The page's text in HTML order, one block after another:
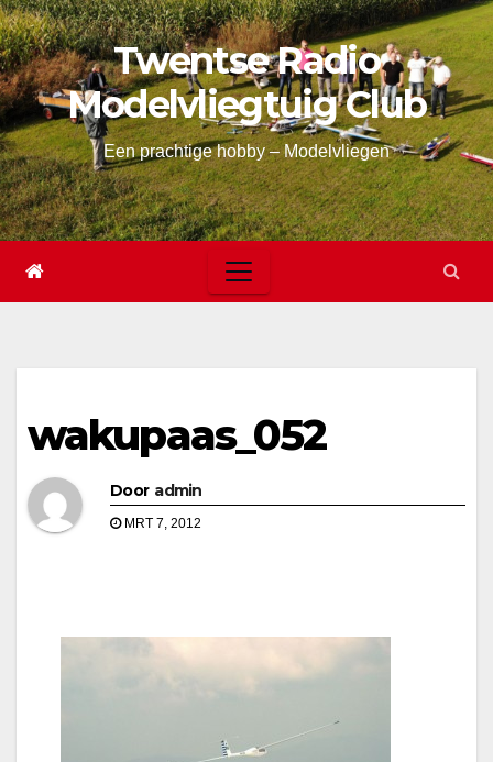
Skip
to
content
Twentse Radio
Modelvliegtuig Club
Een prachtige hobby – Modelvliegen
wakupaas_052
Door admin
MRT 7, 2012